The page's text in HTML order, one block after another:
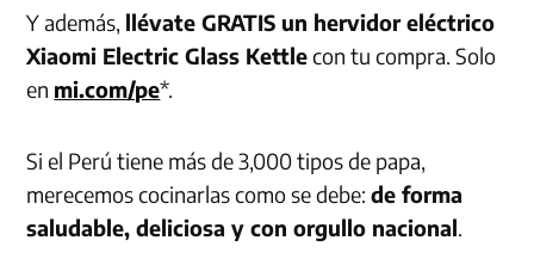
Y además, llévate GRATIS un hervidor eléctrico
Xiaomi Electric Glass Kettlecon tu compra. Solo
en mi.com/pe*.
Si el Perú tiene más de 3,000 tipos de papa,
merecemos cocinarlas como se debe:de forma
saludable, deliciosa y con orgullo nacional.